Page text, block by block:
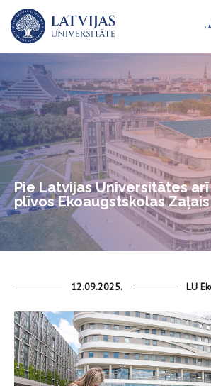
Pie Latvijas Universitātes
plīvos Ekoaugstskolas
12.09.2025. LU